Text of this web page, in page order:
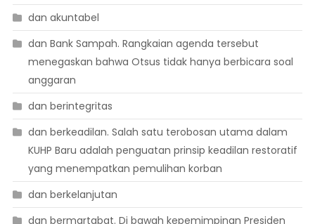
dan akuntabel
dan Bank Sampah. Rangkaian agenda tersebut
menegaskan bahwa Otsus tidak hanya berbicara soal
anggaran
dan berintegritas
dan berkeadilan. Salah satu terobosan utama dalam
KUHP Baru adalah penguatan prinsip keadilan restoratif
yang menempatkan pemulihan korban
dan berkelanjutan
dan bermartabat. Di bawah kepemimpinan Presiden